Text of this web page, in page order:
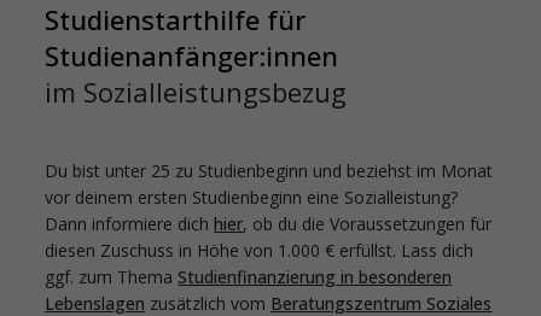
Studienstarthilfe für
Studienanfänger:innen
im Sozialleistungsbezug
Du bist unter 25 zu Studienbeginn und beziehst im Monat
vor deinem ersten Studienbeginn eine Sozialleistung?
Dann informiere dichhier, ob du die Voraussetzungen für
diesen Zuschuss in Höhe von 1.000 € erfüllst. Lass dich
ggf. zum Thema Studienfinanzierung in besonderen
Lebenslagen zusätzlich vom Beratungszentrum Soziales